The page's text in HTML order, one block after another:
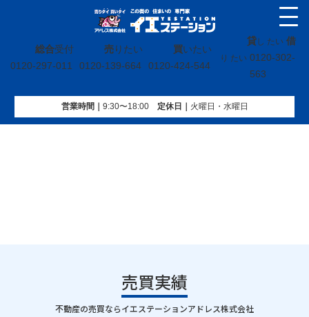
総合受付
0120-297-011
売りたい
0120-139-664
買いたい
0120-424-544
貸し たい 借
り たい 0120-302-
563
営業時間｜ 9:30〜18:00定休⽇｜ 火曜⽇・水曜⽇
イエステーション»売買実績»戸建»福島県喜多方市字越巻
売買実績
｜
不動産の売買ならイエステーションアドレス株式会社